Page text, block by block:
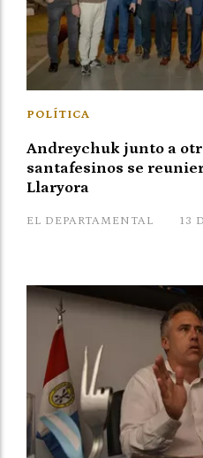
Andreychuk junto a
santafesinos se
Llaryora
EL DEPARTAMENTAL
POLÍTICA
13